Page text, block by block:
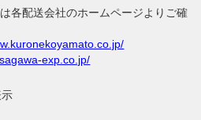
各配送会社のホームページよりご確
exp.co.jp/